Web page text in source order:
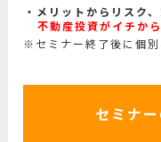
メリットからリスク
不動産投資がイチか
※セミナー終了後に個別
セミナ